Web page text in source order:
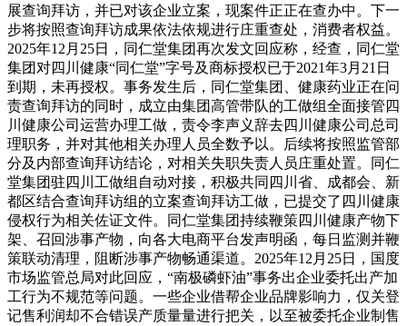
展查询拜访，并已对该企业立案，现案件正正在查办中。下一
步将按照查询拜访成果依法依规进行庄重查处，消费者权益。
2025年12月25日，同仁堂集团再次发文回应称，经查，同仁堂
集团对四川健康“同仁堂”字号及商标授权已于2021年3月21日
到期，未再授权。事务发生后，同仁堂集团、健康药业正在问
责查询拜访的同时，成立由集团高管带队的工做组全面接管四
川健康公司运营办理工做，责令李声义辞去四川健康公司总司
理职务，并对其他相关办理人员全数予以。后续将按照监管部
分及内部查询拜访结论，对相关失职失责人员庄重处置。同仁
堂集团驻四川工做组自动对接，积极共同四川省、成都会、新
都区结合查询拜访组的立案查询拜访工做，已提交了四川健康
侵权行为相关佐证文件。同仁堂集团持续鞭策四川健康产物下
架、召回涉事产物，向各大电商平台发声明函，每日监测并鞭
策联动清理，阻断涉事产物畅通渠道。2025年12月25日，国度
市场监管总局对此回应，“南极磷虾油”事务出企业委托出产加
工行为不规范等问题。一些企业借帮企业品牌影响力，仅关登
记售利润却不合错误产质量量进行把关，以至被委托企业制售